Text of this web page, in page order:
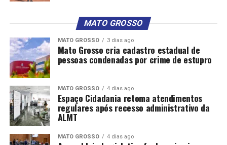
MATO GROSSO
MATO GROSSO 3 dias ago
Mato Grosso cria cadastro estadual de
pessoas condenadas por crime de estupro
MATO GROSSO 4 dias ago
Espaço Cidadania retoma atendimentos
regulares após recesso administrativo da
ALMT
MATO GROSSO 4 dias ago